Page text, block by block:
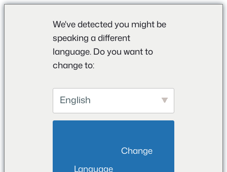
We've detected you might be
speaking a different
language. Do you want to
change to:
English
Language